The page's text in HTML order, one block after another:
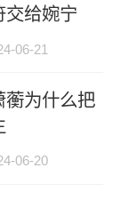
交给婉宁
06-21
蘅为什么把
06-20